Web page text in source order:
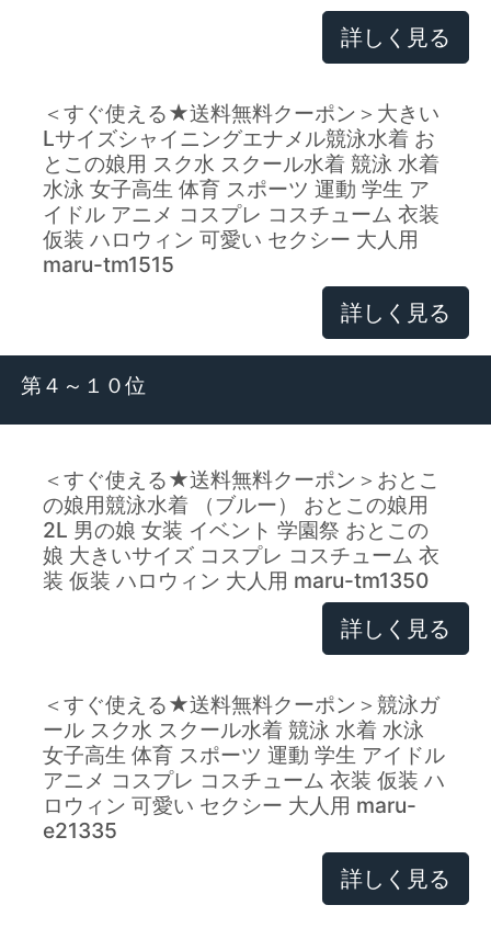
詳しく見る
＜すぐ使える★送料無料クーポン＞大きい
Lサイズシャイニングエナメル競泳水着 お
とこの娘用 スク水 スクール水着 競泳 水着
水泳 女子高生 体育 スポーツ 運動 学生 ア
イドル アニメ コスプレ コスチューム 衣装
仮装 ハロウィン 可愛い セクシー 大人用
maru-tm1515
詳しく見る
第４～１０位
＜すぐ使える★送料無料クーポン＞おとこ
の娘用競泳水着 （ブルー） おとこの娘用
2L 男の娘 女装 イベント 学園祭 おとこの
娘 大きいサイズ コスプレ コスチューム 衣
装 仮装 ハロウィン 大人用 maru-tm1350
詳しく見る
＜すぐ使える★送料無料クーポン＞競泳ガ
ール スク水 スクール水着 競泳 水着 水泳
女子高生 体育 スポーツ 運動 学生 アイドル
アニメ コスプレ コスチューム 衣装 仮装 ハ
ロウィン 可愛い セクシー 大人用 maru-
e21335
詳しく見る